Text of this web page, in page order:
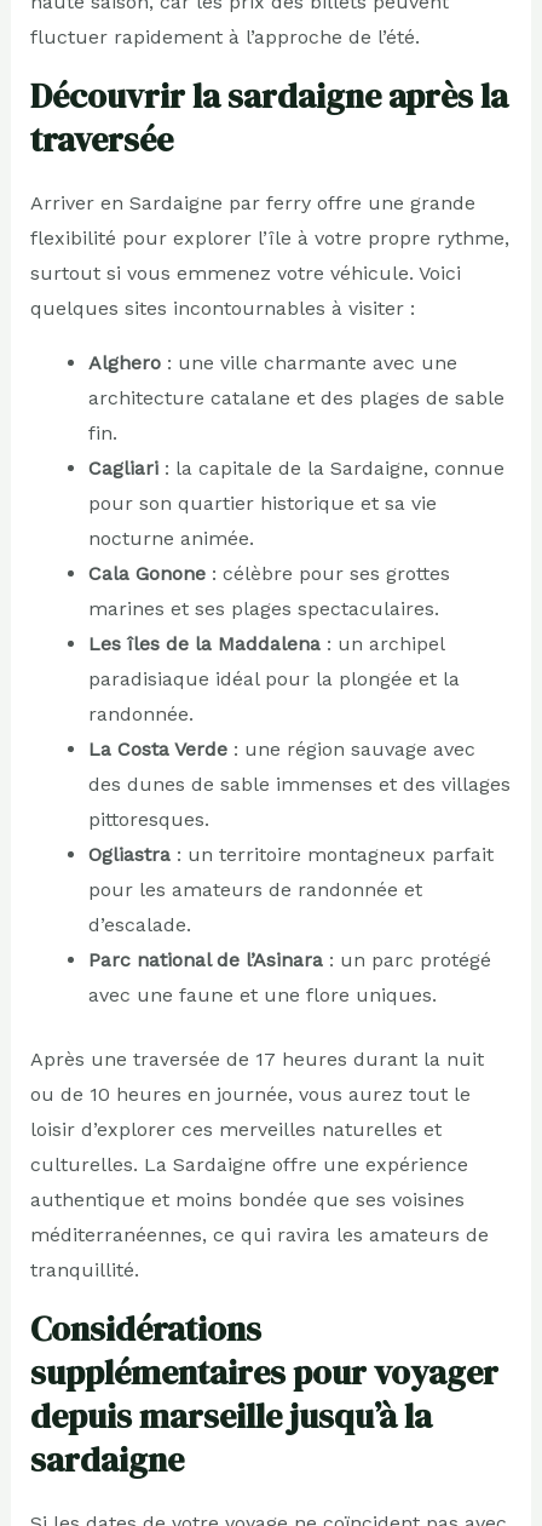
fluctuer rapidement à l’approche de l’été.
Découvrir la sardaigne après la
traversée
Arriver en Sardaigne par ferry offre une grande
flexibilité pour explorer l’île à votre propre rythme,
surtout si vous emmenez votre véhicule. Voici
quelques sites incontournables à visiter :
Alghero: une ville charmante avec une
architecture catalane et des plages de sable
fin.
Cagliari: la capitale de la Sardaigne, connue
pour son quartier historique et sa vie
nocturne animée.
Cala Gonone: célèbre pour ses grottes
marines et ses plages spectaculaires.
Les îles de la Maddalena: un archipel
paradisiaque idéal pour la plongée et la
randonnée.
La Costa Verde: une région sauvage avec
des dunes de sable immenses et des villages
pittoresques.
Ogliastra: un territoire montagneux parfait
pour les amateurs de randonnée et
d’escalade.
Parc national de l’Asinara: un parc protégé
avec une faune et une flore uniques.
Après une traversée de 17 heures durant la nuit
ou de 10 heures en journée, vous aurez tout le
loisir d’explorer ces merveilles naturelles et
culturelles. La Sardaigne offre une expérience
authentique et moins bondée que ses voisines
méditerranéennes, ce qui ravira les amateurs de
tranquillité.
Considérations
supplémentaires pour voyager
depuis marseille jusqu’à la
sardaigne